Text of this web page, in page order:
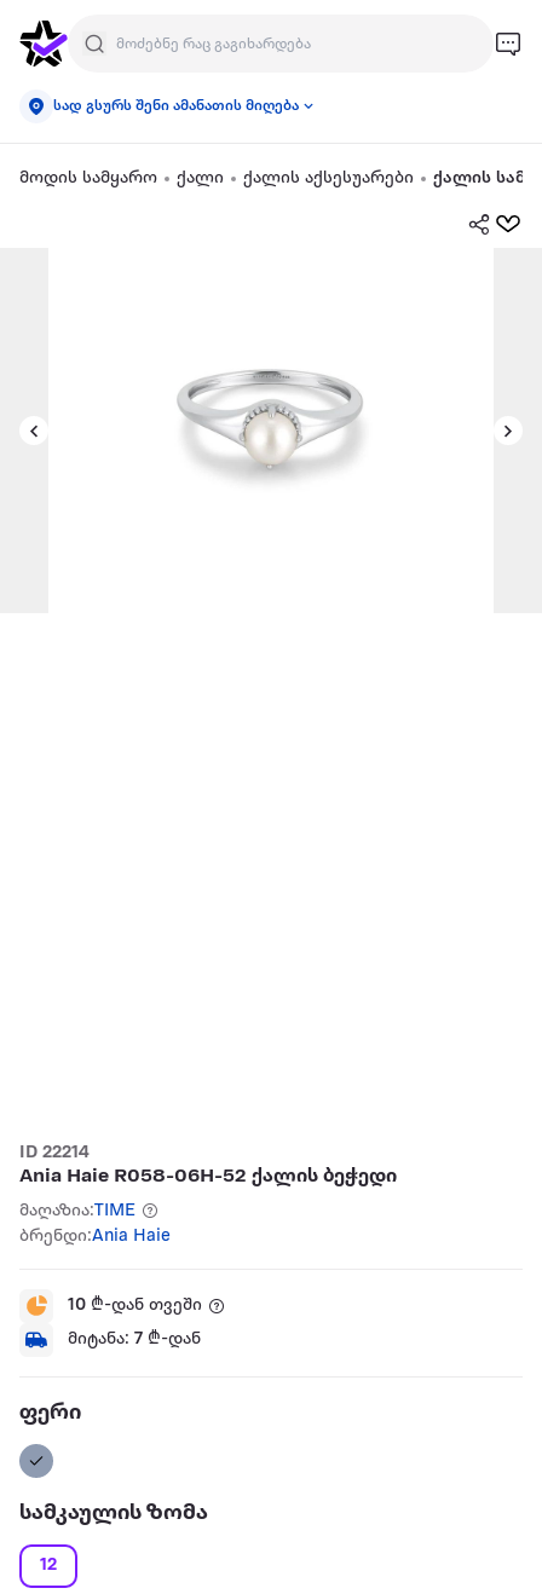
სად გსურს შენი ამანათის მიღება
მოდის სამყარო ქალი ქალის აქსესუარები ქალის
ID 22214
Ania Haie R058-06H-52 ქალის ბეჭედი
მაღაზია:TIME
ბრენდი:Ania Haie
10 ₾-დან თვეში
მიტანა: 7 ₾-დან
ფერი
სამკაულის ზომა
12